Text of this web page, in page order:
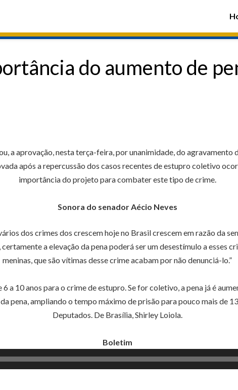
do aumento de
a aprovação, nesta terça-feira, por unanimidade, do
após a repercussão dos casos recentes de estupro coletivo
importância do projeto para combater este tipo de crime.
Sonora do senador Aécio Neves
dos crimes dos crescem hoje no Brasil crescem em razão da
a elevação da pena poderá ser um desestímulo a esses
meninas, que são vítimas desse crime acabam por não denunciá-lo.”
a 10 anos para o crime de estupro. Se for coletivo, a pena já é
pena, ampliando o tempo máximo de prisão para pouco mais de
Deputados. De Brasília, Shirley Loiola.
Boletim
Tocador
de